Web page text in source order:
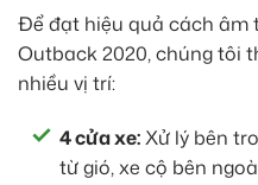
Để đạt hiệu quả cách âm
Outback 2020, chúng tôi
nhiều vị trí:
4 cửa xe:Xử lý bên
từ gió, xe cộ bên